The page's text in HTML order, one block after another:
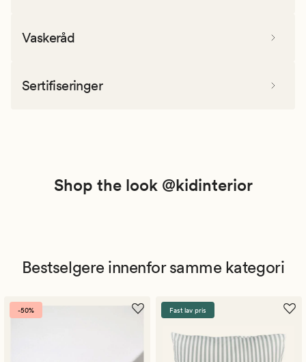
Vaskeråd
Sertifiseringer
Shop the look @kidinterior
Bestselgere innenfor samme kategori
-50% Fast lav pris